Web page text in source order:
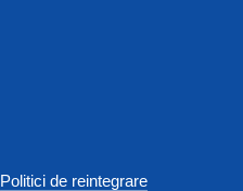
Politici de reintegrare